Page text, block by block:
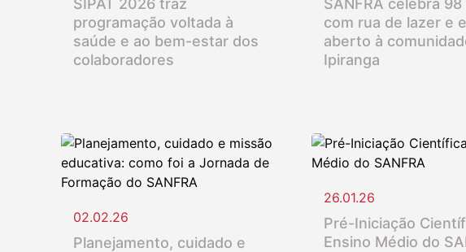
SIPAT 2026 traz
programação voltada à
saúde e ao bem-estar dos
colaboradores
SANFRA celebra 98
com rua de lazer e
aberto à
Ipiranga
02.02.26
Planejamento, cuidado e
26.01.26
Pré-Iniciação
Ensino Médio do